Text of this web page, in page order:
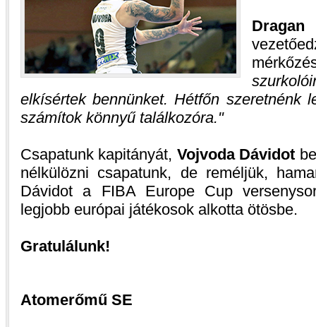
elkísértek bennünket. Hétfőn szeretnénk
számítok könnyű találkozóra.
Csapatunk kapitányát, Vojvoda Dávidot
nélkülözni csapatunk, de reméljük,
Dávidot a FIBA Europe Cup
legjobb európai játékosok alkotta ötösbe.
Gratulálunk!
Atomerőmű SE